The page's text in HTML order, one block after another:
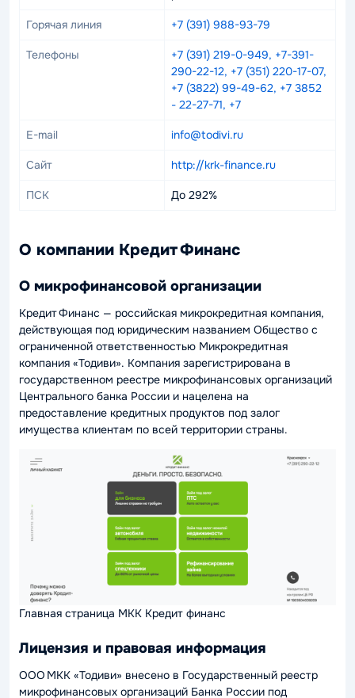
Горячая линия +7 (391) 988-93-79
Телефоны
+7 (391) 219-0-949, +7-391-
290-22-12, +7 (351) 220-17-07,
+7 (3822) 99-49-62, +7 3852
- 22-27-71, +7
E-mail info@todivi.ru
Сайт http://krk-finance.ru
ПСК До 292%
О компании Кредит Финанс
О микрофинансовой организации
Кредит Финанс — российская микрокредитная компания,
действующая под юридическим названием Общество с
ограниченной ответственностью Микрокредитная
компания «Тодиви». Компания зарегистрирована в
государственном реестре микрофинансовых организаций
Центрального банка России и нацелена на
предоставление кредитных продуктов под залог
имущества клиентам по всей территории страны.
Главная страница МКК Кредит финанс
Лицензия и правовая информация
ООО МКК «Тодиви» внесено в Государственный реестр
микрофинансовых организаций Банка России под